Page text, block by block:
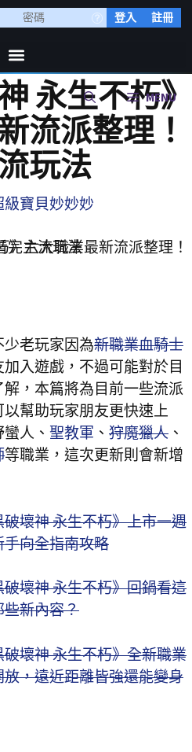
登入 註冊
MENU
永生不朽》
流派整理！
玩法
級寶貝妙妙妙
老玩家因為新職業血騎士
入遊戲，不過可能對於目
，本篇將為目前一些流派
幫助玩家朋友更快速上
人、 聖教軍 、 狩魔獵人 、
等職業，這次更新則會新增
壞神 永生不朽》上市一週
向全指南攻略
壞神 永生不朽》回鍋看這
新內容？
壞神 永生不朽》全新職業
，遠近距離皆強還能變身